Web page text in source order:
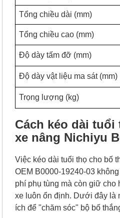
Tổng chiều dài (mm)
Tổng chiều cao (mm)
Độ dày tấm đỡ (mm)
Độ dày vật liệu ma sát (mm)
Trọng lượng (kg)
Cách kéo dài tuổi
xe nâng Nichiyu
Việc kéo dài tuổi thọ cho bố
OEM B0000-19240-03
phí phụ tùng mà còn giữ cho
xe luôn ổn định. Dưới đây là
ích để "chăm sóc" bộ bố